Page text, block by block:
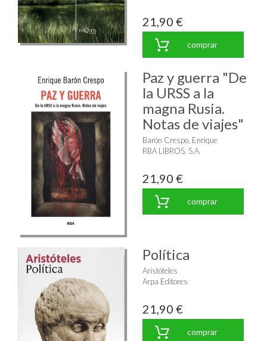
21,90 €
comprar
Paz y guerra "De
la URSS a la
magna Rusia.
Notas de viajes"
Barón Crespo, Enrique
RBA LIBROS, S.A.
21,90 €
comprar
Política
Aristóteles
Arpa Editores
21,90 €
comprar